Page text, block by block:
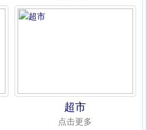
超市
点击更多